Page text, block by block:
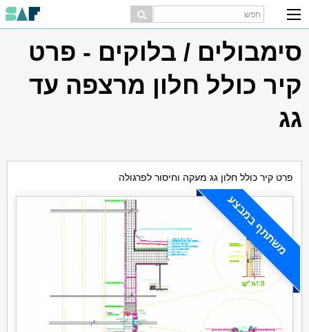
סימבולים / בלוקים - פרט
קיר כולל חלון מרצפה עד
גג
פרט קיר כולל חלון גג מעקה וחיסור לפרגולה
משתתף במבצע